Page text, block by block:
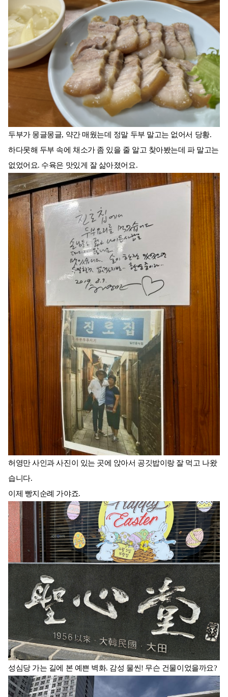
두부가 몽글몽글, 약간 매웠는데 정말 두부 말고는 없어서 당황.
하다못해 두부 속에 채소가 좀 있을 줄 알고 찾아봤는데 파 말고는
없었어요. 수육은 맛있게 잘 삶아졌어요.
허영만 사인과 사진이 있는 곳에 앉아서 공깃밥이랑 잘 먹고 나왔
습니다.
이제 빵지순례 가야죠.
성심당 가는 길에 본 예쁜 벽화. 감성 물씬! 무슨 건물이었을까요?